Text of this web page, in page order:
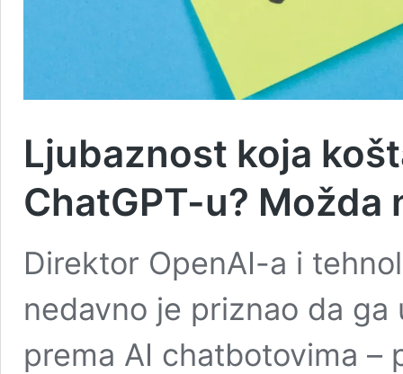
Ljubaznost koja
ChatGPT-u? Možda
Direktor OpenAI-a i
nedavno je priznao da
prema AI chatbotovima –